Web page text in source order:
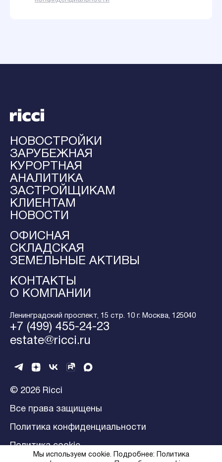
НОВОСТРОЙКИ
ЗАРУБЕЖНАЯ
КУРОРТНАЯ
АНАЛИТИКА
ЗАСТРОЙЩИКАМ
КЛИЕНТАМ
НОВОСТИ
ОФИСНАЯ
СКЛАДСКАЯ
ЗЕМЕЛЬНЫЕ АКТИВЫ
КОНТАКТЫ
О КОМПАНИИ
Ленинградский проспект, 15 стр. 10 г. Москва, 125040
+7 (499) 455-24-23
estate@ricci.ru
© 2026 Ricci
Все права защищены
Политика конфиденциальности
Политика cookie
Мы используем cookie. Подробнее:
Политика